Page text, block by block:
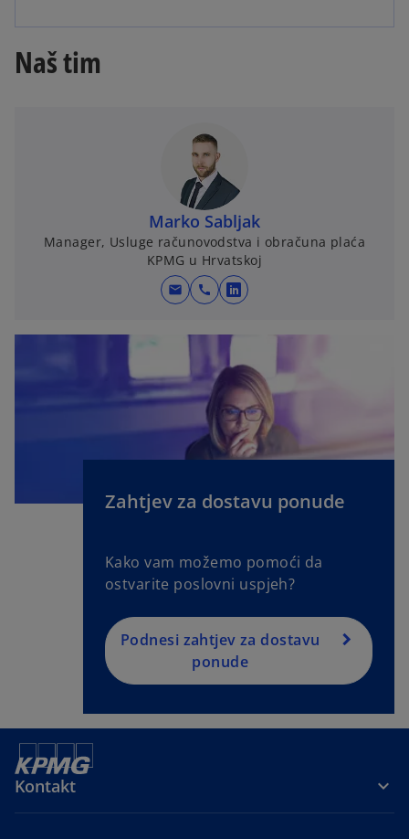
Naš tim
Marko Sabljak
Manager, Usluge računovodstva i obračuna plaća
KPMG u Hrvatskoj
mail call
o
e
n
s
i
n
a
e
a
b
Zahtjev za dostavu ponude
Kako vam možemo pomoći da
ostvarite poslovni uspjeh?
Podnesi zahtjev za dostavu
ponude
Kontakt